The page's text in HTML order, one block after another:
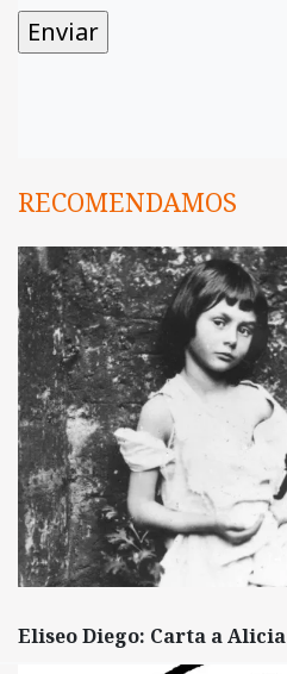
RECOMENDAMOS
Eliseo Diego: Carta a Alicia